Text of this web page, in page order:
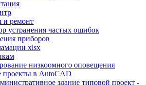
и ремонт
устранения частых ошибок
приборов
xlsx
низкоомного оповещения
проекты в AutoCAD
здание типовой проект -